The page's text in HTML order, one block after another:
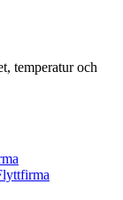
temperatur och